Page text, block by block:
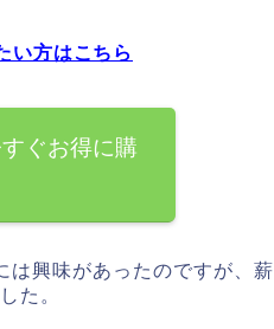
い方はこちら
ぐお得に購
は興味があったのですが、薪
た。